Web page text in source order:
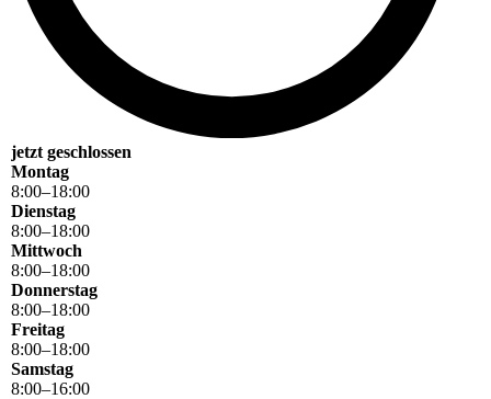
jetzt geschlossen
Montag
8:00–18:00
Dienstag
8:00–18:00
Mittwoch
8:00–18:00
Donnerstag
8:00–18:00
Freitag
8:00–18:00
Samstag
8:00–16:00